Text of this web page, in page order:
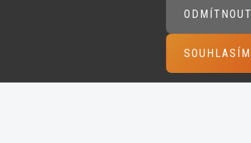
ODMÍTNOUT
SOUHLASÍM